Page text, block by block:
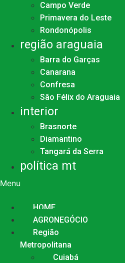
Campo Verde
Primavera do Leste
Rondonópolis
região araguaia
Barra do Garças
Canarana
Confresa
São Félix do Araguaia
interior
Brasnorte
Diamantino
Tangará da Serra
política mt
Menu
HOME
AGRONEGÓCIO
Região
Metropolitana
Cuiabá